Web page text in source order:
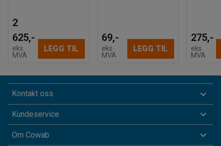
2
625,-
eks.
MVA
LEGG TIL
69,-
eks.
MVA
LEGG TIL
275,-
eks.
MVA
Kontakt oss
Kundeservice
Om Cowab